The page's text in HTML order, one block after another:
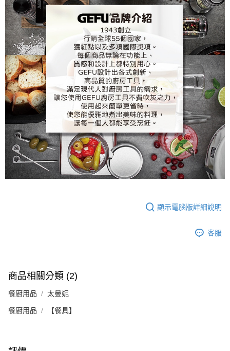
顯示電腦版詳細說明
客服
商品相關分類 (2)
餐廚用品 太曼妮
餐廚用品 【餐具】